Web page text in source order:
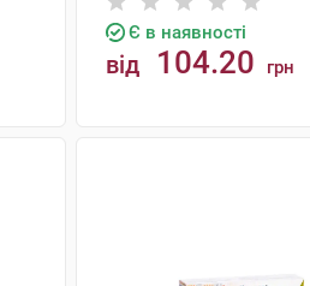
Є в наявності
від 104.20 грн